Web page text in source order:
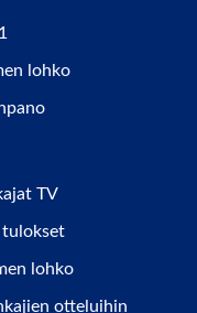
lohko
TV
tulokset
lohko
otteluihin